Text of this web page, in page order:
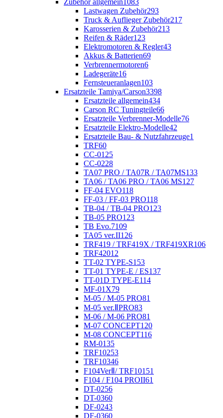
Zubehör allgemein 1083
Lastwagen Zubehör293
Truck & Auflieger Zubehör217
Karosserien & Zubehör213
Reifen & Räder123
Elektromotoren & Regler43
Akkus & Batterien69
Verbrennermotoren6
Ladegeräte16
Fernsteueranlagen103
Ersatzteile Tamiya/Carson3398
Ersatzteile allgemein434
Carson RC Tuningteile66
Ersatzteile Verbrenner-Modelle76
Ersatzteile Elektro-Modelle42
Ersatzteile Bau- & Nutzfahrzeuge1
TRF60
CC-01 25
CC-0228
TA07 PRO / TA07R / TA07MS133
TA06 / TA06 PRO / TA06 MS127
FF-04 EVO118
FF-03 / FF-03 PRO118
TB-04 / TB-04 PRO123
TB-05 PRO123
TB Evo.7109
TA05 ver.II126
TRF419 / TRF419X / TRF419XR106
TRF42012
TT-02 TYPE-S153
TT-01 TYPE-E / ES137
TT-01D TYPE-E114
MF-01X79
M-05 / M-05 PRO81
M-05 ver.ⅡPRO83
M-06 / M-06 PRO81
M-07 CONCEPT120
M-08 CONCEPT116
RM-0135
TRF10253
TRF10346
F104VerⅡ/ TRF101 51
F104 / F104 PROII61
DT-0256
DT-0360
DF-0243
DF-0360